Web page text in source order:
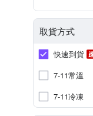
取貨方式
快速到貨
7-11常溫
7-11冷凍